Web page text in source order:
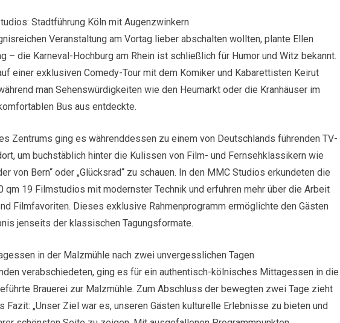
Stadtführung Köln mit Augenzwinkern
Veranstaltung am Vortag lieber abschalten wollten, plante Ellen
– die Karneval-Hochburg am Rhein ist schließlich für Humor und Witz bekannt.
einer exklusiven Comedy-Tour mit dem Komiker und Kabarettisten Keirut
man Sehenswürdigkeiten wie den Heumarkt oder die Kranhäuser im
Bus aus entdeckte.
Zentrums ging es währenddessen zu einem von Deutschlands führenden TV-
um buchstäblich hinter die Kulissen von Film- und Fernsehklassikern wie
von Bern“ oder „Glücksrad“ zu schauen. In den MMC Studios erkundeten die
qm 19 Filmstudios mit modernster Technik und erfuhren mehr über die Arbeit
Filmfavoriten. Dieses exklusive Rahmenprogramm ermöglichte den Gästen
jenseits der klassischen Tagungsformate.
in der Malzmühle nach zwei unvergesslichen Tagen
verabschiedeten, ging es für ein authentisch-kölnisches Mittagessen in die
Brauerei zur Malzmühle. Zum Abschluss der bewegten zwei Tage zieht
Fazit: „Unser Ziel war es, unseren Gästen kulturelle Erlebnisse zu bieten und